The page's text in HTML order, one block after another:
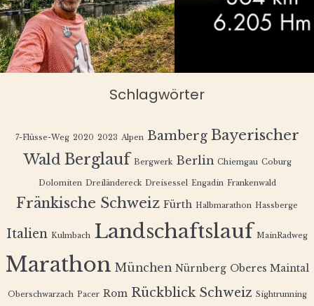
Schlagwörter
7-Flüsse-Weg 2020 2023 Alpen Bamberg Bayerischer
Wald Berglauf Bergwerk Berlin Chiemgau Coburg
Dolomiten Dreiländereck Dreisessel Engadin Frankenwald
Fränkische Schweiz Fürth Halbmarathon Hassberge
Italien Kulmbach Landschaftslauf MainRadweg
Marathon München Nürnberg Oberes Maintal
Oberschwarzach Pacer Rom Rückblick Schweiz Sightrunning